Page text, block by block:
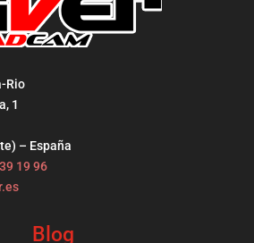
Rio
1
– España
19 96
Blog